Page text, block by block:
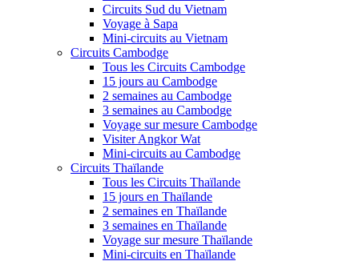
Circuits Sud du Vietnam
Voyage à Sapa
Mini-circuits au Vietnam
Circuits Cambodge
Tous les Circuits Cambodge
15 jours au Cambodge
2 semaines au Cambodge
3 semaines au Cambodge
Voyage sur mesure Cambodge
Visiter Angkor Wat
Mini-circuits au Cambodge
Circuits Thaïlande
Tous les Circuits Thaïlande
15 jours en Thaïlande
2 semaines en Thaïlande
3 semaines en Thaïlande
Voyage sur mesure Thaïlande
Mini-circuits en Thaïlande